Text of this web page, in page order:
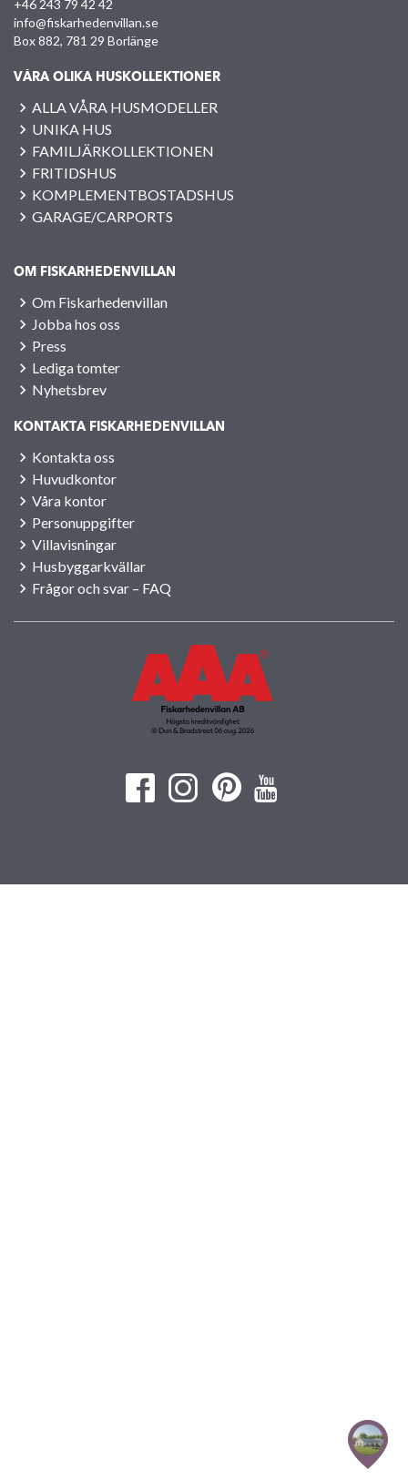
+46 243 79 42 42
info@fiskarhedenvillan.se
Box 882, 781 29 Borlänge
VÅRA OLIKA HUSKOLLEKTIONER
ALLA VÅRA HUSMODELLER
UNIKA HUS
FAMILJÄRKOLLEKTIONEN
FRITIDSHUS
KOMPLEMENTBOSTADSHUS
GARAGE/CARPORTS
OM FISKARHEDENVILLAN
Om Fiskarhedenvillan
Jobba hos oss
Press
Lediga tomter
Nyhetsbrev
KONTAKTA FISKARHEDENVILLAN
Kontakta oss
Huvudkontor
Våra kontor
Personuppgifter
Villavisningar
Husbyggarkvällar
Frågor och svar – FAQ